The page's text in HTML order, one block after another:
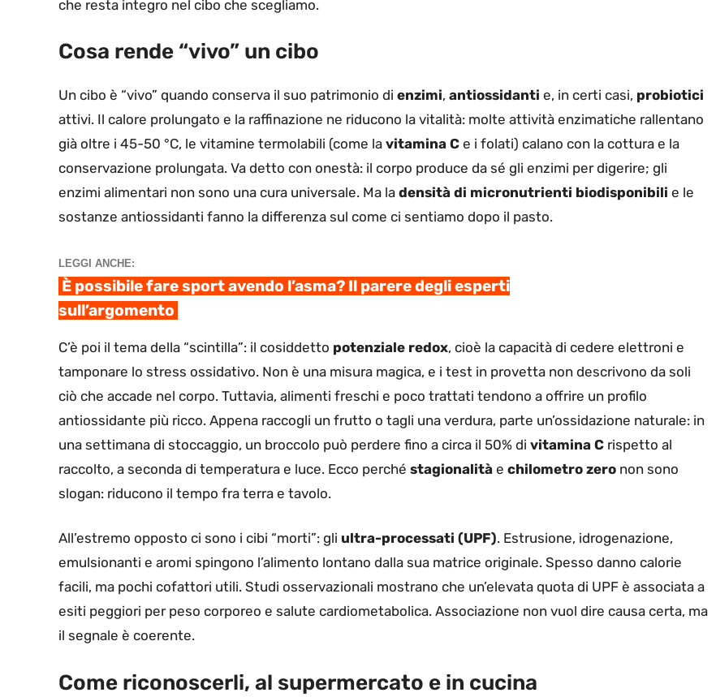
che resta integro nel cibo che scegliamo.
Cosa rende “vivo” un cibo
Un cibo è “vivo” quando conserva il suo patrimonio di enzimi, antiossidanti e, in certi casi, probiotici
attivi. Il calore prolungato e la raffinazione ne riducono la vitalità: molte attività enzimatiche rallentano
già oltre i 45-50 °C, le vitamine termolabili (come la vitamina C e i folati) calano con la cottura e la
conservazione prolungata. Va detto con onestà: il corpo produce da sé gli enzimi per digerire; gli
enzimi alimentari non sono una cura universale. Ma la densità di micronutrienti biodisponibili e le
sostanze antiossidanti fanno la differenza sul come ci sentiamo dopo il pasto.
LEGGI ANCHE:
È possibile fare sport avendo l’asma? Il parere degli esperti
sull’argomento
C’è poi il tema della “scintilla”: il cosiddetto potenziale redox, cioè la capacità di cedere elettroni e
tamponare lo stress ossidativo. Non è una misura magica, e i test in provetta non descrivono da soli
ciò che accade nel corpo. Tuttavia, alimenti freschi e poco trattati tendono a offrire un profilo
antiossidante più ricco. Appena raccogli un frutto o tagli una verdura, parte un’ossidazione naturale: in
una settimana di stoccaggio, un broccolo può perdere fino a circa il 50% di vitamina C rispetto al
raccolto, a seconda di temperatura e luce. Ecco perché stagionalità e chilometro zero non sono
slogan: riducono il tempo fra terra e tavolo.
All’estremo opposto ci sono i cibi “morti”: gli ultra-processati (UPF). Estrusione, idrogenazione,
emulsionanti e aromi spingono l’alimento lontano dalla sua matrice originale. Spesso danno calorie
facili, ma pochi cofattori utili. Studi osservazionali mostrano che un’elevata quota di UPF è associata a
esiti peggiori per peso corporeo e salute cardiometabolica. Associazione non vuol dire causa certa, ma
il segnale è coerente.
Come riconoscerli, al supermercato e in cucina